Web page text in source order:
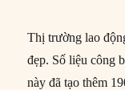
Thị trường lao
đẹp. Số liệu công
này đã tạo thêm